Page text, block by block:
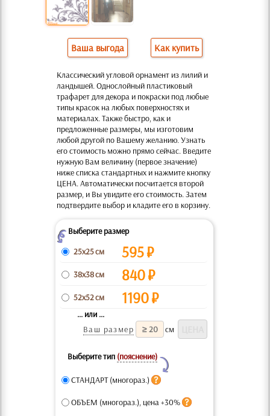
Ваша выгода Как купить
Классический угловой орнамент из лилий и
ландышей. Однослойный пластиковый
трафарет для декора и покраски под любые
типы красок на любых поверхностях и
материалах. Также быстро, как и
предложенные размеры, мы изготовим
любой другой по Вашему желанию. Узнать
его стоимость можно прямо сейчас. Введите
нужную Вам величину (первое значение)
ниже списка стандартных и нажмите кнопку
ЦЕНА. Автоматически посчитается второй
размер, и Вы увидите его стоимость. Затем
подтвердите выбор и кладите его в корзину.
ZВыберите размер
25x25 см
595₽
38x38 см 840₽
52x52 см 1190₽
... или ...
Ваш размер
см
Выберите тип (пояснение)
Y
СТАНДАРТ (многораз.)
ОБЪЕМ (многораз.), цена +30%